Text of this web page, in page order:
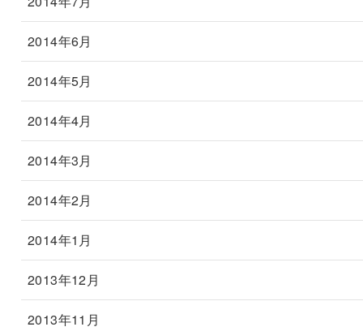
2014年6月
2014年5月
2014年4月
2014年3月
2014年2月
2014年1月
2013年12月
2013年11月